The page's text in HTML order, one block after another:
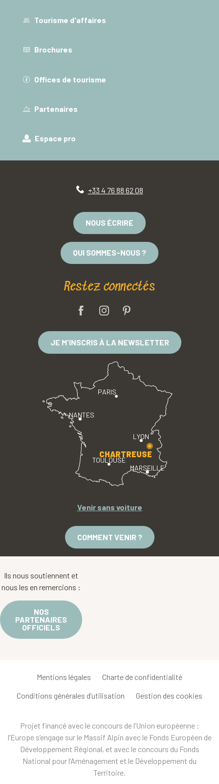
Tourisme d'affaires
Brochures
Offices de tourisme
Partenaires
Espace pro
+33 4 76 88 62 08
NOUS ÉCRIRE
QUI SOMMES-NOUS ?
Restez connectés
JE M'INSCRIS À LA NEWSLETTER
PARIS
LYON
TOULOUSE
MARSEILLE
NANTES
CHARTREUSE
Venir sans voiture
COMMENT VENIR ?
Ils nous soutiennent et
nous les en remercions :
NOS
PARTENAIRES
OFFICIELS
Mentions légales Charte de confidentialité
Conditions générales d’utilisation Gestion des cookies
Projet financé avec le concours de l’Union européenne :
l’Europe s’engage sur le Massif Alpin avec le Fonds Européen de
Développement Régional, et avec le concours du Fonds
National pour l’Aménagement et le Développement du
Territoire.